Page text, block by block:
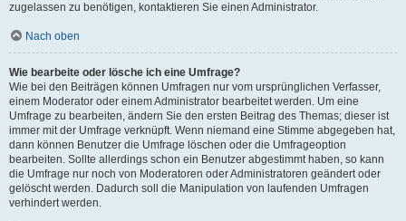
zugelassen zu benötigen, kontaktieren Sie einen Administrator.
Nach oben
Wie bearbeite oder lösche ich eine Umfrage?
Wie bei den Beiträgen können Umfragen nur vom ursprünglichen Verfasser,
einem Moderator oder einem Administrator bearbeitet werden. Um eine
Umfrage zu bearbeiten, ändern Sie den ersten Beitrag des Themas; dieser ist
immer mit der Umfrage verknüpft. Wenn niemand eine Stimme abgegeben hat,
dann können Benutzer die Umfrage löschen oder die Umfrageoption
bearbeiten. Sollte allerdings schon ein Benutzer abgestimmt haben, so kann
die Umfrage nur noch von Moderatoren oder Administratoren geändert oder
gelöscht werden. Dadurch soll die Manipulation von laufenden Umfragen
verhindert werden.